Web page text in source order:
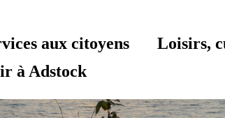
aux citoyens
Loisirs,
à Adstock